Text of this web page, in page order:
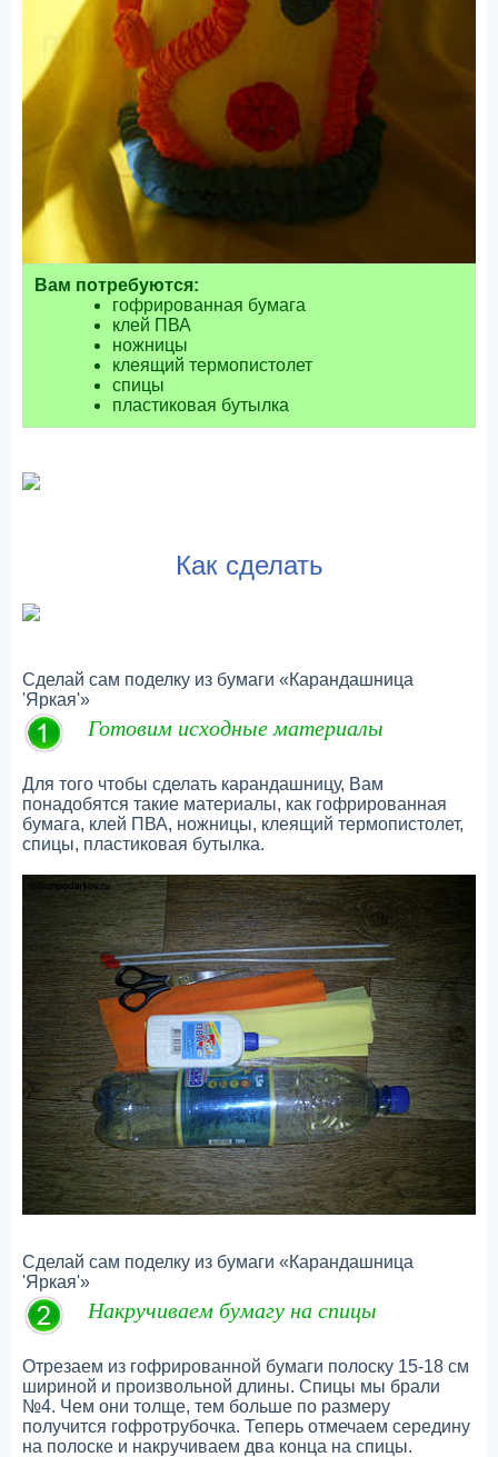
Вам потребуются:
гофрированная бумага
клей ПВА
ножницы
клеящий термопистолет
спицы
пластиковая бутылка
Как сделать
Сделай сам поделку из бумаги «Карандашница
'Яркая'»
Готовим исходные материалы
Для того чтобы сделать карандашницу, Вам
понадобятся такие материалы, как гофрированная
бумага, клей ПВА, ножницы, клеящий термопистолет,
спицы, пластиковая бутылка.
Сделай сам поделку из бумаги «Карандашница
'Яркая'»
Накручиваем бумагу на спицы
Отрезаем из гофрированной бумаги полоску 15-18 см
шириной и произвольной длины. Спицы мы брали
№4. Чем они толще, тем больше по размеру
получится гофротрубочка. Теперь отмечаем середину
на полоске и накручиваем два конца на спицы.